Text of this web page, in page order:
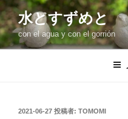
コ
ン
テ
ン
水とすずめと
con el agua y con el gorrión
投
2021-06-27 投稿者: TOMOMI